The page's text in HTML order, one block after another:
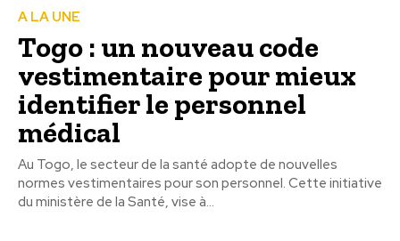
A LA UNE
Togo : un nouveau code
vestimentaire pour mieux
identifier le personnel
médical
Au Togo, le secteur de la santé adopte de nouvelles
normes vestimentaires pour son personnel. Cette initiative
du ministère de la Santé, vise à...